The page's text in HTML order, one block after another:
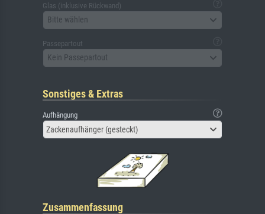
Glas (inklusive Rückwand)
Bitte wählen
Passepartout
Kein Passepartout
Sonstiges & Extras
Aufhängung
Zackenaufhänger (gesteckt)
Zusammenfassung